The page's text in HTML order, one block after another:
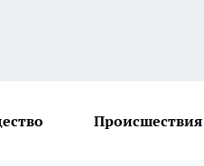
Происшествия